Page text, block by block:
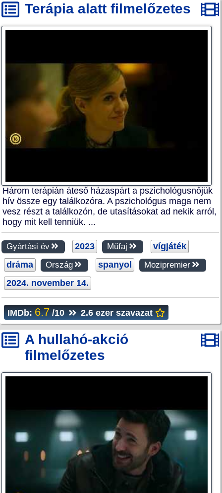
Terápia alatt filmelőzetes
Három terápián áteső házaspárt a pszichológusnőjük
hív össze egy találkozóra. A pszichológus maga nem
vesz részt a találkozón, de utasításokat ad nekik arról,
hogy mit kell tenniük. ...
Gyártási év 2023 Műfaj
vígjáték
dráma
Ország spanyol Mozipremier
2024. november 14.
IMDb: 6.7 /10 2.6 ezer szavazat
A hullahó-akció
filmelőzetes